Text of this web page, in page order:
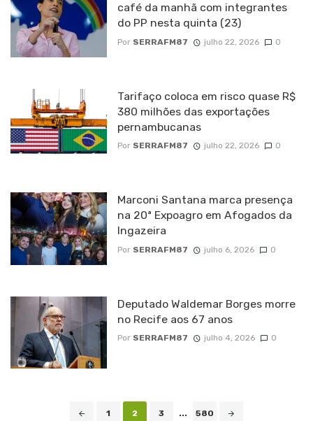
café da manhã com integrantes
do PP nesta quinta (23)
Por SERRAFM87 julho 22, 2026 0
Tarifaço coloca em risco quase R$
380 milhões das exportações
pernambucanas
Por SERRAFM87 julho 22, 2026 0
Marconi Santana marca presença
na 20ª Expoagro em Afogados da
Ingazeira
Por SERRAFM87 julho 6, 2026 0
Deputado Waldemar Borges morre
no Recife aos 67 anos
Por SERRAFM87 julho 4, 2026 0
1 2 3 ... 580